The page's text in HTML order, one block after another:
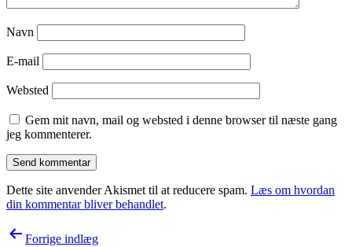
Navn
E-mail
Websted
Gem mit navn, mail og websted i denne browser til næste gang
jeg kommenterer.
Dette site anvender Akismet til at reducere spam. Læs om hvordan
din kommentar bliver behandlet.
Indlægsnavigation
Forrige indlæg